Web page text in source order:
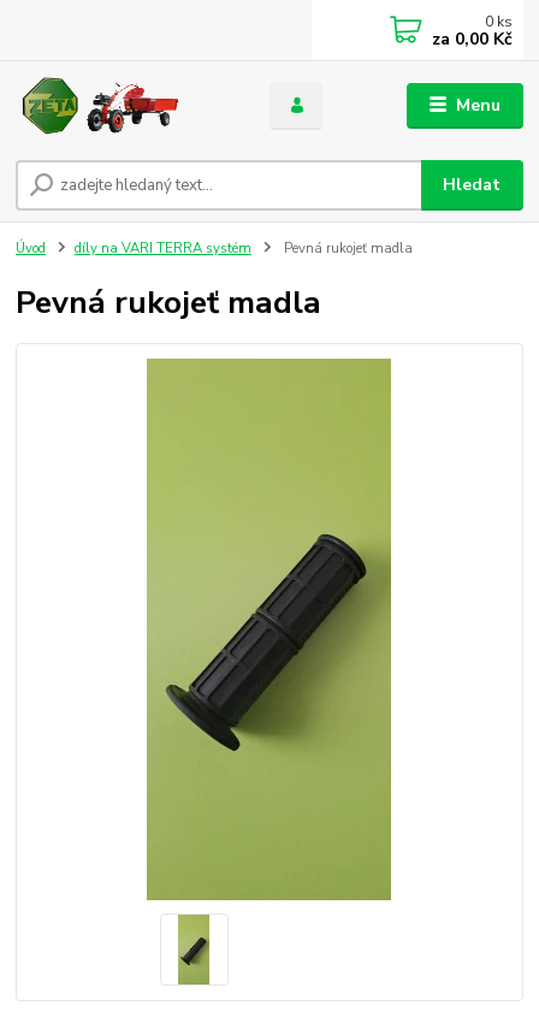
Menu
Hledat
0 ks
za 0,00 Kč
Úvod díly na VARI TERRA systém Pevná rukojeť madla
Pevná rukojeť madla